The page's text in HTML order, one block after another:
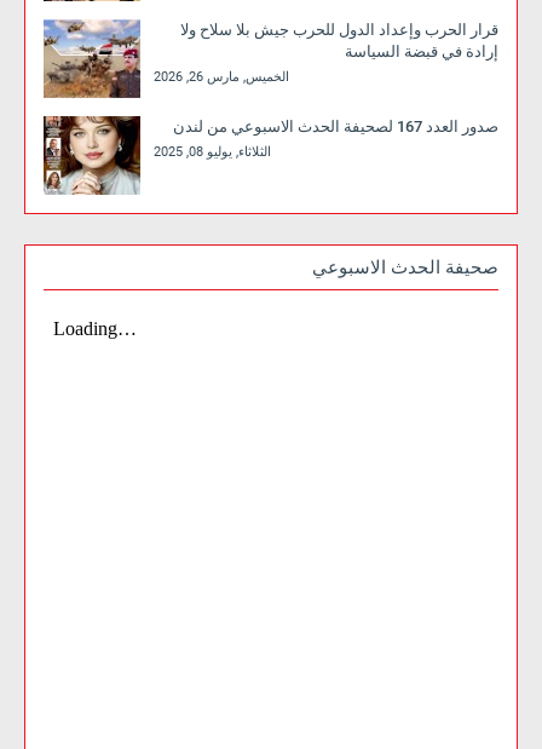
قرار الحرب وإعداد الدول للحرب جيش بلا سلاح ولا
إرادة في قبضة السياسة
الخميس, مارس 26, 2026
صدور العدد 167 لصحيفة الحدث الاسبوعي من لندن
الثلاثاء, يوليو 08, 2025
صحيفة الحدث الاسبوعي